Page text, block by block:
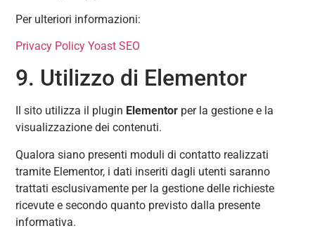
Per ulteriori informazioni:
Privacy Policy Yoast SEO
9. Utilizzo di Elementor
Il sito utilizza il plugin Elementor per la gestione e la
visualizzazione dei contenuti.
Qualora siano presenti moduli di contatto realizzati
tramite Elementor, i dati inseriti dagli utenti saranno
trattati esclusivamente per la gestione delle richieste
ricevute e secondo quanto previsto dalla presente
informativa.